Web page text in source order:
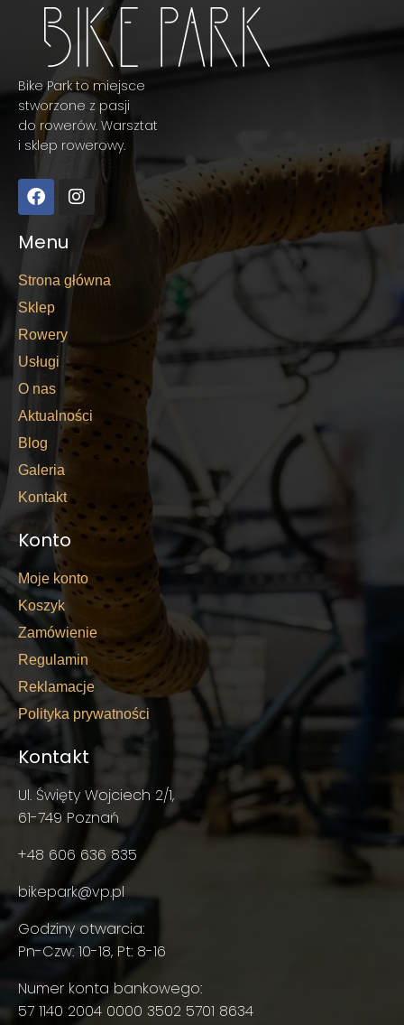
Bike Park to miejsce
stworzone z pasji
do rowerów. Warsztat
i sklep rowerowy.
Menu
Strona główna
Sklep
Rowery
Usługi
O nas
Aktualności
Blog
Galeria
Kontakt
Konto
Moje konto
Koszyk
Zamówienie
Regulamin
Reklamacje
Polityka prywatności
Kontakt
Ul. Święty Wojciech 2/1,
61-749 Poznań
+48 606 636 835
bikepark@vp.pl
Godziny otwarcia:
Pn-Czw: 10-18, Pt: 8-16
Numer konta bankowego:
57 1140 2004 0000 3502 5701 8634